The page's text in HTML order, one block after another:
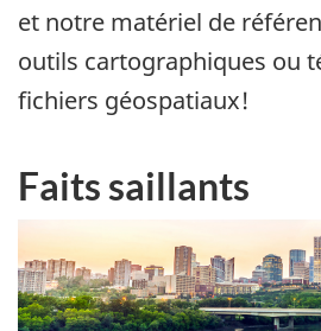
et notre matériel de
outils cartographiques ou
fichiers géospatiaux!
Faits saillants